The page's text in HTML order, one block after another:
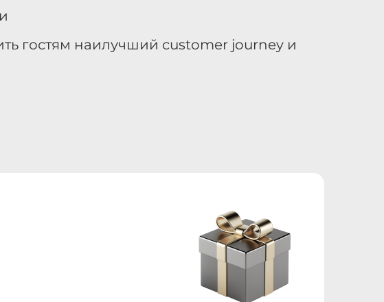
гостям наилучший customer journey и